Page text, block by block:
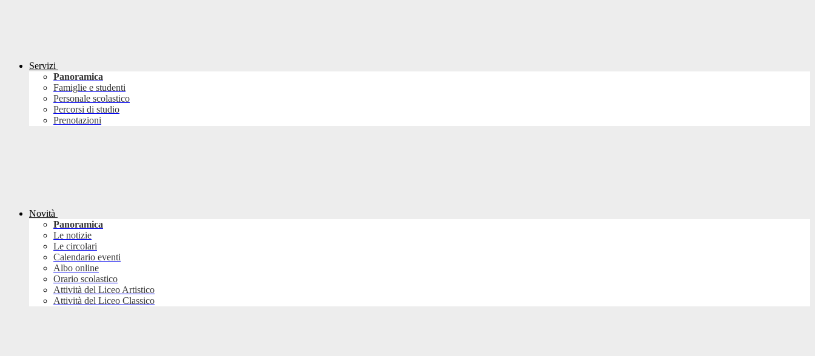
Servizi
Panoramica
Famiglie e studenti
Personale scolastico
Percorsi di studio
Prenotazioni
Novità
Panoramica
Le notizie
Le circolari
Calendario eventi
Albo online
Orario scolastico
Attività del Liceo Artistico
Attività del Liceo Classico